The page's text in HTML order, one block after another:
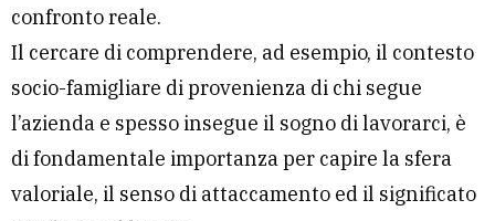
confronto reale.
Il cercare di comprendere, ad esempio, il contesto
socio-famigliare di provenienza di chi segue
l’azienda e spesso insegue il sogno di lavorarci, è
di fondamentale importanza per capire la sfera
valoriale, il senso di attaccamento ed il significato